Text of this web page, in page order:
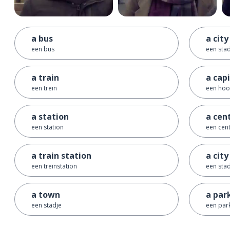
a bus
een bus
a train
een trein
a station
een station
a train station
een treinstation
a town
een stadje
a city
een
a
een
a
een
a
een
a
een